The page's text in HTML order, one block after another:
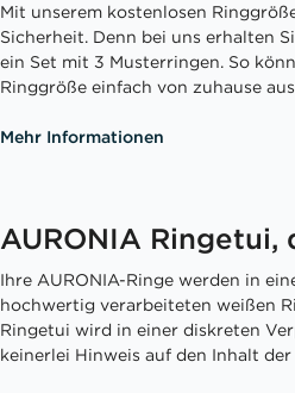
Mit unserem kostenlosen
Sicherheit. Denn bei uns erhalten
ein Set mit 3 Musterringen. So
Ringgröße einfach von zuhause
Mehr Informationen
AURONIA
Ihre AURONIA-Ringe werden in
hochwertig verarbeiteten weißen
Ringetui wird in einer diskreten
keinerlei Hinweis auf den Inhalt